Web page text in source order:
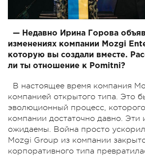
— Недавно Ирина Горова
изменениях компании Mozgi
которую вы создали вместе.
ли ты отношение к Pomitni?
В настоящее время компания
компанией открытого типа. Это
эволюционный процесс,
компании достаточно давно. Эти
ожидаемы. Война просто
Mozgi Group из компании
корпоративного типа